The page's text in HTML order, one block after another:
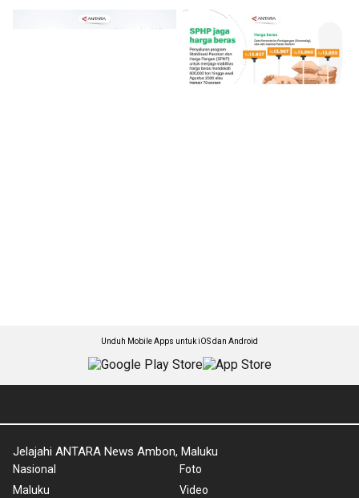
Unduh Mobile Apps untuk iOS dan Android
Jelajahi ANTARA News Ambon, Maluku
Nasional
Maluku
Foto
Video